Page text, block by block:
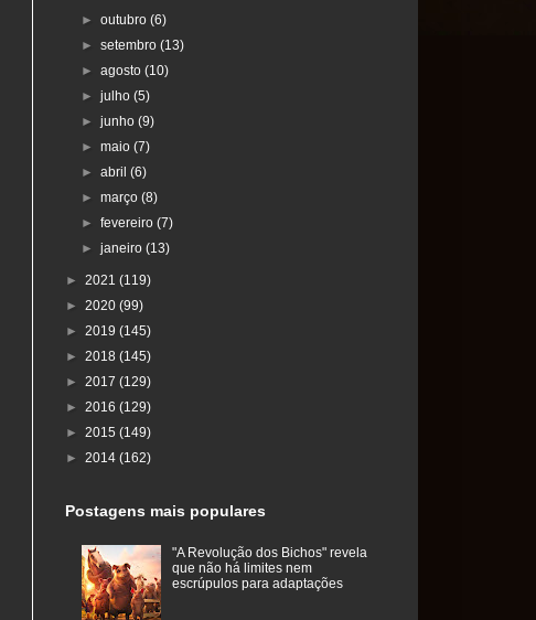
►outubro(6)
►setembro(13)
►agosto(10)
►julho(5)
►junho(9)
►maio(7)
►abril(6)
►março(8)
►fevereiro(7)
►janeiro(13)
► 2021 (119)
► 2020 (99)
► 2019 (145)
► 2018 (145)
► 2017 (129)
► 2016 (129)
► 2015 (149)
► 2014 (162)
Postagens mais populares
"A Revolução dos Bichos" revela
que não há limites nem
escrúpulos para adaptações